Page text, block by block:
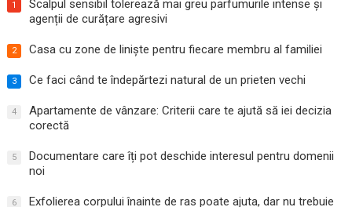
1
Scalpul sensibil tolerează mai greu parfumurile intense și
agenții de curățare agresivi
2 Casa cu zone de liniște pentru fiecare membru al familiei
3 Ce faci când te îndepărtezi natural de un prieten vechi
4
Apartamente de vânzare: Criterii care te ajută să iei decizia
corectă
5
Documentare care îți pot deschide interesul pentru domenii
noi
6
Exfolierea corpului înainte de ras poate ajuta, dar nu trebuie